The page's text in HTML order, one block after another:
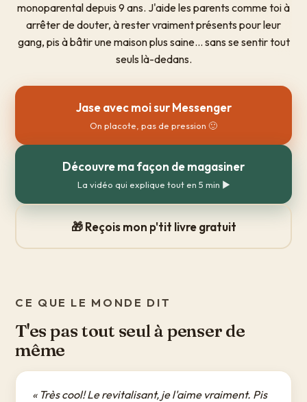
monoparental depuis 9 ans. J'aide les parents comme toi à
arrêter de douter, à rester vraiment présents pour leur
gang, pis à bâtir une maison plus saine... sans se sentir tout
seuls là-dedans.
Jase avec moi sur Messenger
On placote, pas de pression 🙂
Découvre ma façon de magasiner
La vidéo qui explique tout en 5 min ▶️
🎁 Reçois mon p'tit livre gratuit
CE QUE LE MONDE DIT
T'es pas tout seul à penser de
même
« Très cool! Le revitalisant, je l'aime vraiment. Pis